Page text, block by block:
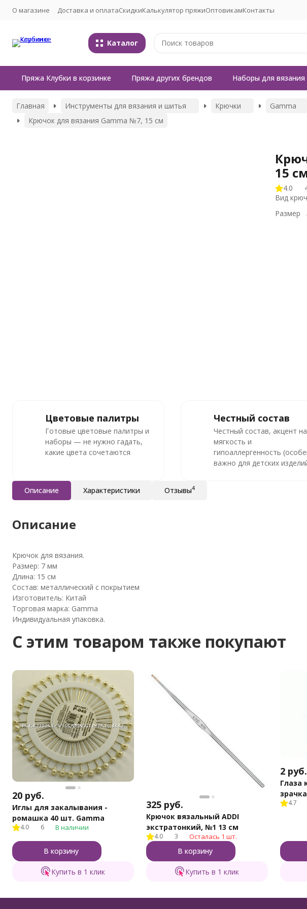
О магазине Доставка и оплатаСкидкиКалькулятор пряжиОптовикамКонтакты
Каталог
Пряжа Клубки в корзинке Пряжа других брендов Наборы для вязания
Главная Инструменты для вязания и шитья Крючки
Gamma
Крючок для вязания Gamma №7, 15 см
15
4.0
Вид
Размер
Цветовые палитры
Готовые цветовые палитры и
наборы — не нужно гадать,
какие цвета сочетаются
Честный состав
Честный состав, акцент на
мягкость и
гипоаллергенность
важно для детских
Описание Характеристики Отзывы4
Описание
Крючок для вязания.
Размер: 7 мм
Длина: 15 см
Состав: металлический с покрытием
Изготовитель: Китай
Торговая марка: Gamma
Индивидуальная упаковка.
C этим товаром также покупают
20 руб.
Иглы для закалывания -
ромашка 40 шт. Gamma
4.0 6 В наличии
В корзину
Купить в 1 клик
325 руб.
Крючок вязальный ADDI
экстратонкий, №1 13 см
4.0 3 Осталась 1 шт.
В корзину
Купить в 1 клик
2 руб.
Глаза
4.7